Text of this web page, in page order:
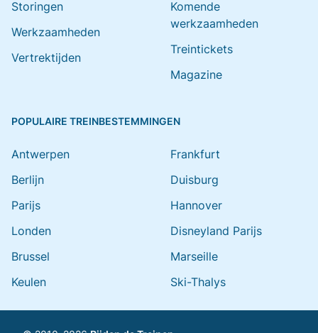
Storingen
Werkzaamheden
Vertrektijden
Komende
werkzaamheden
Treintickets
Magazine
POPULAIRE TREINBESTEMMINGEN
Antwerpen
Berlijn
Parijs
Londen
Brussel
Keulen
Frankfurt
Duisburg
Hannover
Disneyland Parijs
Marseille
Ski-Thalys